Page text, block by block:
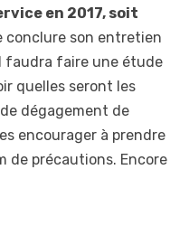
en 2017, soit
conclure son entretien
faudra faire une étude
quelles seront les
dégagement de
encourager à prendre
de précautions. Encore